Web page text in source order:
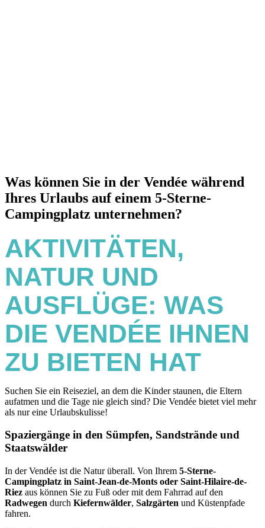
Was können Sie in der Vendée während
Ihres Urlaubs auf einem 5-Sterne-
Campingplatz unternehmen?
AKTIVITÄTEN,
NATUR UND
AUSFLÜGE: WAS
DIE VENDÉE IHNEN
ZU BIETEN HAT
Suchen Sie ein Reiseziel, an dem die Kinder staunen, die Eltern
aufatmen und die Tage nie gleich sind? Die Vendée bietet viel mehr
als nur eine Urlaubskulisse!
Spaziergänge in den Sümpfen, Sandstrände und
Staatswälder
In der Vendée ist die Natur überall. Von Ihrem 5-Sterne-
Campingplatz in Saint-Jean-de-Monts oder Saint-Hilaire-de-
Riez aus können Sie zu Fuß oder mit dem Fahrrad auf den
Radwegen durch Kiefernwälder, Salzgärten und Küstenpfade
fahren.